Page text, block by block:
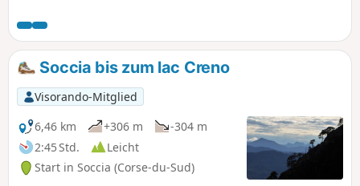
Soccia bis zum lac Creno
Visorando-Mitglied
6,46 km
+306 m
-304 m
2:45 Std.
Leicht
Start in Soccia (Corse-du-Sud)